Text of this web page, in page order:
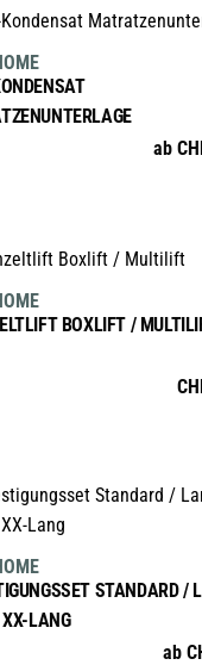
können
Produktseite
gewählt
AUSFÜHRUNG WÄHLEN
Dieses
mehrere
Varianten
können
der
ab
IN DEN WARENKORB
BOXLIFT /
AUSFÜHRUNG WÄHLEN
weist
Varianten
STANDARD /
LANG
ab